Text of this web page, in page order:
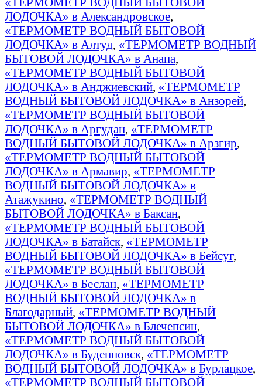
ЛОДОЧКА» в Александровское,
«ТЕРМОМЕТР ВОДНЫЙ БЫТОВОЙ
ЛОДОЧКА» в Алтуд, «ТЕРМОМЕТР ВОДНЫЙ
БЫТОВОЙ ЛОДОЧКА» в Анапа,
«ТЕРМОМЕТР ВОДНЫЙ БЫТОВОЙ
ЛОДОЧКА» в Анджиевский, «ТЕРМОМЕТР
ВОДНЫЙ БЫТОВОЙ ЛОДОЧКА» в Анзорей,
«ТЕРМОМЕТР ВОДНЫЙ БЫТОВОЙ
ЛОДОЧКА» в Аргудан, «ТЕРМОМЕТР
ВОДНЫЙ БЫТОВОЙ ЛОДОЧКА» в Арзгир,
«ТЕРМОМЕТР ВОДНЫЙ БЫТОВОЙ
ЛОДОЧКА» в Армавир, «ТЕРМОМЕТР
ВОДНЫЙ БЫТОВОЙ ЛОДОЧКА» в
Атажукино, «ТЕРМОМЕТР ВОДНЫЙ
БЫТОВОЙ ЛОДОЧКА» в Баксан,
«ТЕРМОМЕТР ВОДНЫЙ БЫТОВОЙ
ЛОДОЧКА» в Батайск, «ТЕРМОМЕТР
ВОДНЫЙ БЫТОВОЙ ЛОДОЧКА» в Бейсуг,
«ТЕРМОМЕТР ВОДНЫЙ БЫТОВОЙ
ЛОДОЧКА» в Беслан, «ТЕРМОМЕТР
ВОДНЫЙ БЫТОВОЙ ЛОДОЧКА» в
Благодарный, «ТЕРМОМЕТР ВОДНЫЙ
БЫТОВОЙ ЛОДОЧКА» в Блечепсин,
«ТЕРМОМЕТР ВОДНЫЙ БЫТОВОЙ
ЛОДОЧКА» в Буденновск, «ТЕРМОМЕТР
ВОДНЫЙ БЫТОВОЙ ЛОДОЧКА» в Бурлацкое,
«ТЕРМОМЕТР ВОДНЫЙ БЫТОВОЙ